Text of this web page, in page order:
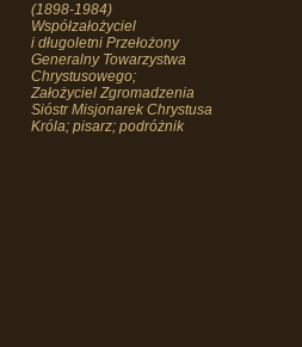
(1898-1984)
Współzałożyciel
i długoletni Przełożony
Generalny Towarzystwa
Chrystusowego;
Założyciel Zgromadzenia
Sióstr Misjonarek Chrystusa
Króla; pisarz; podróżnik